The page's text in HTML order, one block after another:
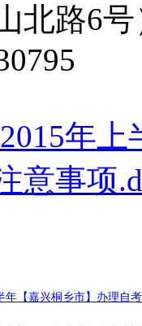
北路6
2015年
意事项
年【嘉兴桐乡市】办理自